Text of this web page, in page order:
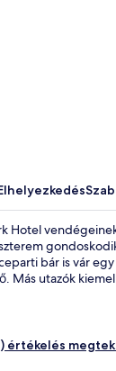
Hotel
bár is vár
Más utazók
értékelés